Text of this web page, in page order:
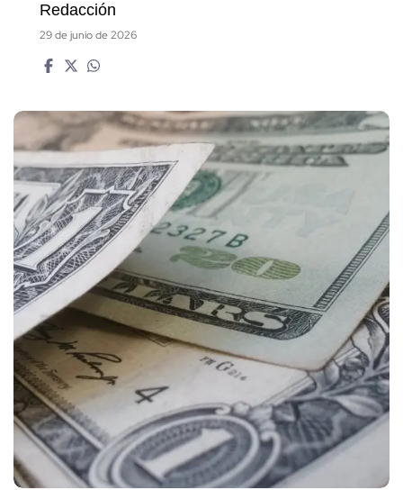
Redacción
29 de junio de 2026